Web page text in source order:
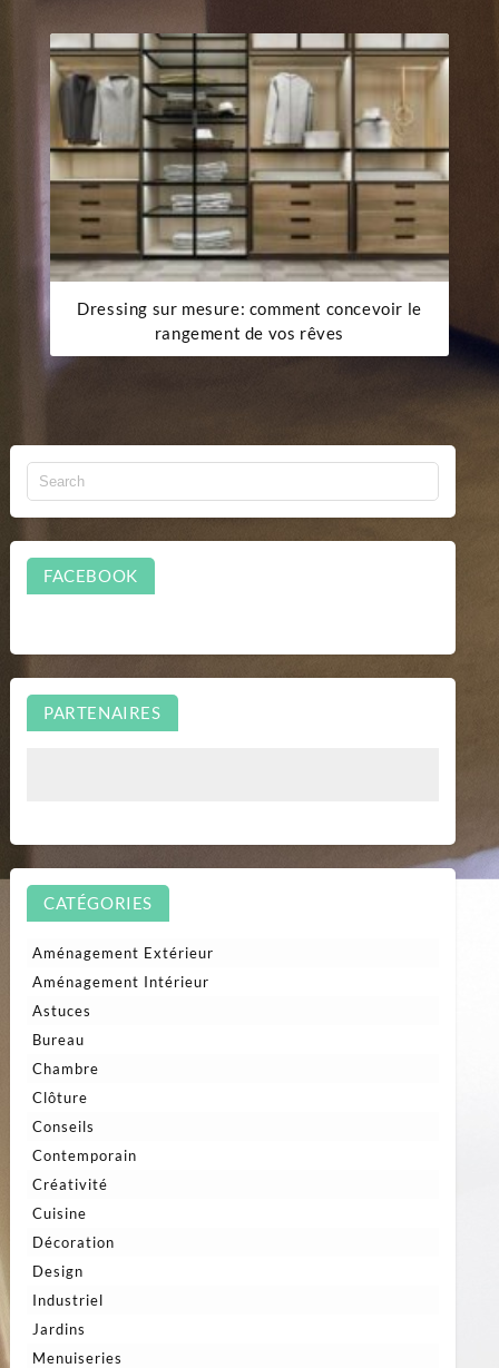
Dressing sur mesure: comment concevoir le
rangement de vos rêves
FACEBOOK
PARTENAIRES
CATÉGORIES
Aménagement Extérieur
Aménagement Intérieur
Astuces
Bureau
Chambre
Clôture
Conseils
Contemporain
Créativité
Cuisine
Décoration
Design
Industriel
Jardins
Menuiseries